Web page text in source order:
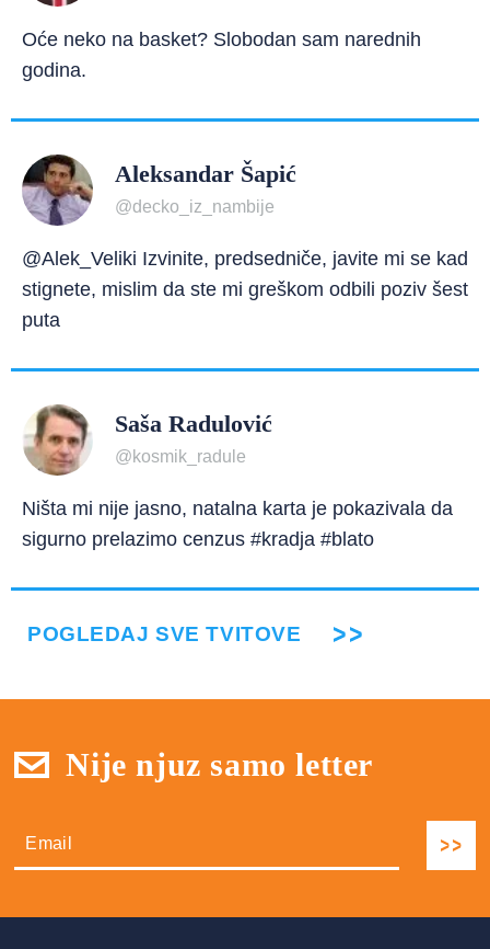
Oće neko na basket? Slobodan sam narednih
godina.
Aleksandar Šapić
@decko_iz_nambije
@Alek_Veliki Izvinite, predsedniče, javite mi se kad
stignete, mislim da ste mi greškom odbili poziv šest
puta
Saša Radulović
@kosmik_radule
Ništa mi nije jasno, natalna karta je pokazivala da
sigurno prelazimo cenzus #kradja #blato
POGLEDAJ SVE TVITOVE
Nije njuz samo letter